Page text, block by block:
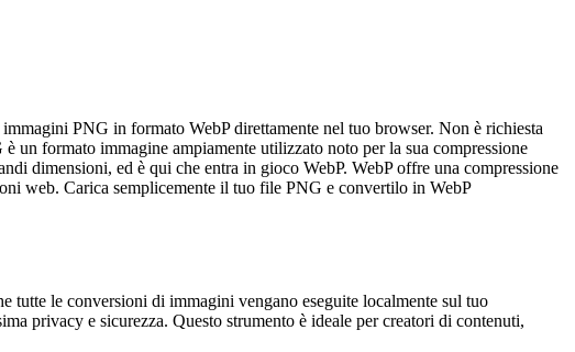
PNG in formato WebP direttamente nel tuo browser. Non è richiesta
un formato immagine ampiamente utilizzato noto per la sua compressione
dimensioni, ed è qui che entra in gioco WebP. WebP offre una compressione
web. Carica semplicemente il tuo file PNG e convertilo in WebP
tutte le conversioni di immagini vengano eseguite localmente sul tuo
privacy e sicurezza. Questo strumento è ideale per creatori di contenuti,